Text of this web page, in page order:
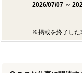
2026/07/07 ～
※掲載を終了した